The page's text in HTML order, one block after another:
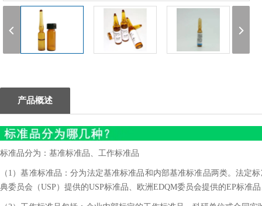
产品概述
标准品分为：基准标准品、工作标准品
（1）基准标准品：分为法定基准标准品和内部基准标准品两类。法定
典委员会（USP）提供的USP标准品、欧洲EDQM委员会提供的EP标准